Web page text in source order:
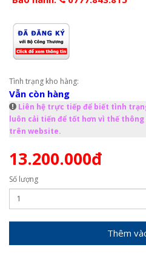
Tình trạng kho hàng:
Vẫn còn hàng
Liên hệ trực tiếp để biết tình
luôn cải tiến để tốt hơn vì thế
trên website.
13.200.000đ
Số lượng
Thêm